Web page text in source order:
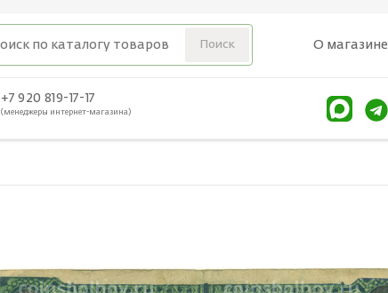
О магазине
+7 920 819-17-17
(менеджеры интернет-магазина)